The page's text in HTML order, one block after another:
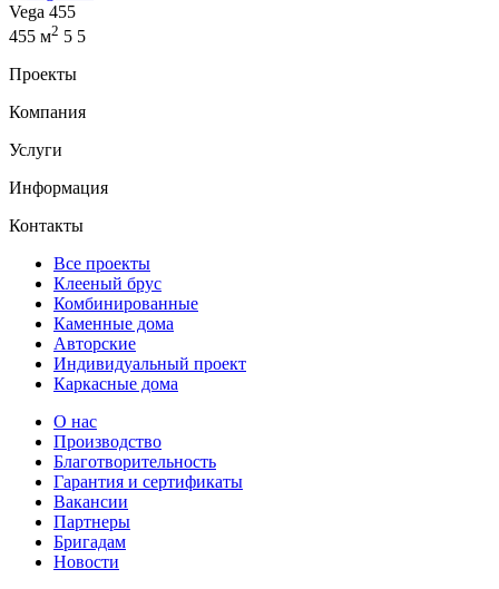
Vega 455
455 м2 5 5
Проекты
Компания
Услуги
Информация
Контакты
Все проекты
Клееный брус
Комбинированные
Каменные дома
Авторские
Индивидуальный проект
Каркасные дома
О нас
Производство
Благотворительность
Гарантия и сертификаты
Вакансии
Партнеры
Бригадам
Новости